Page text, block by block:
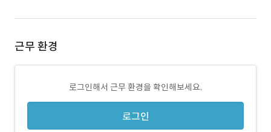
근무 환경
로그인해서 근무 환경을 확인해보세요.
로그인